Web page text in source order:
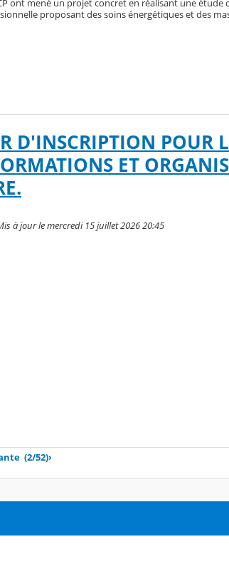
proposant des soins énergétiques et des
D'INSCRIPTION POUR
ET
à jour le mercredi 15 juillet 2026 20:45
(2/52)›